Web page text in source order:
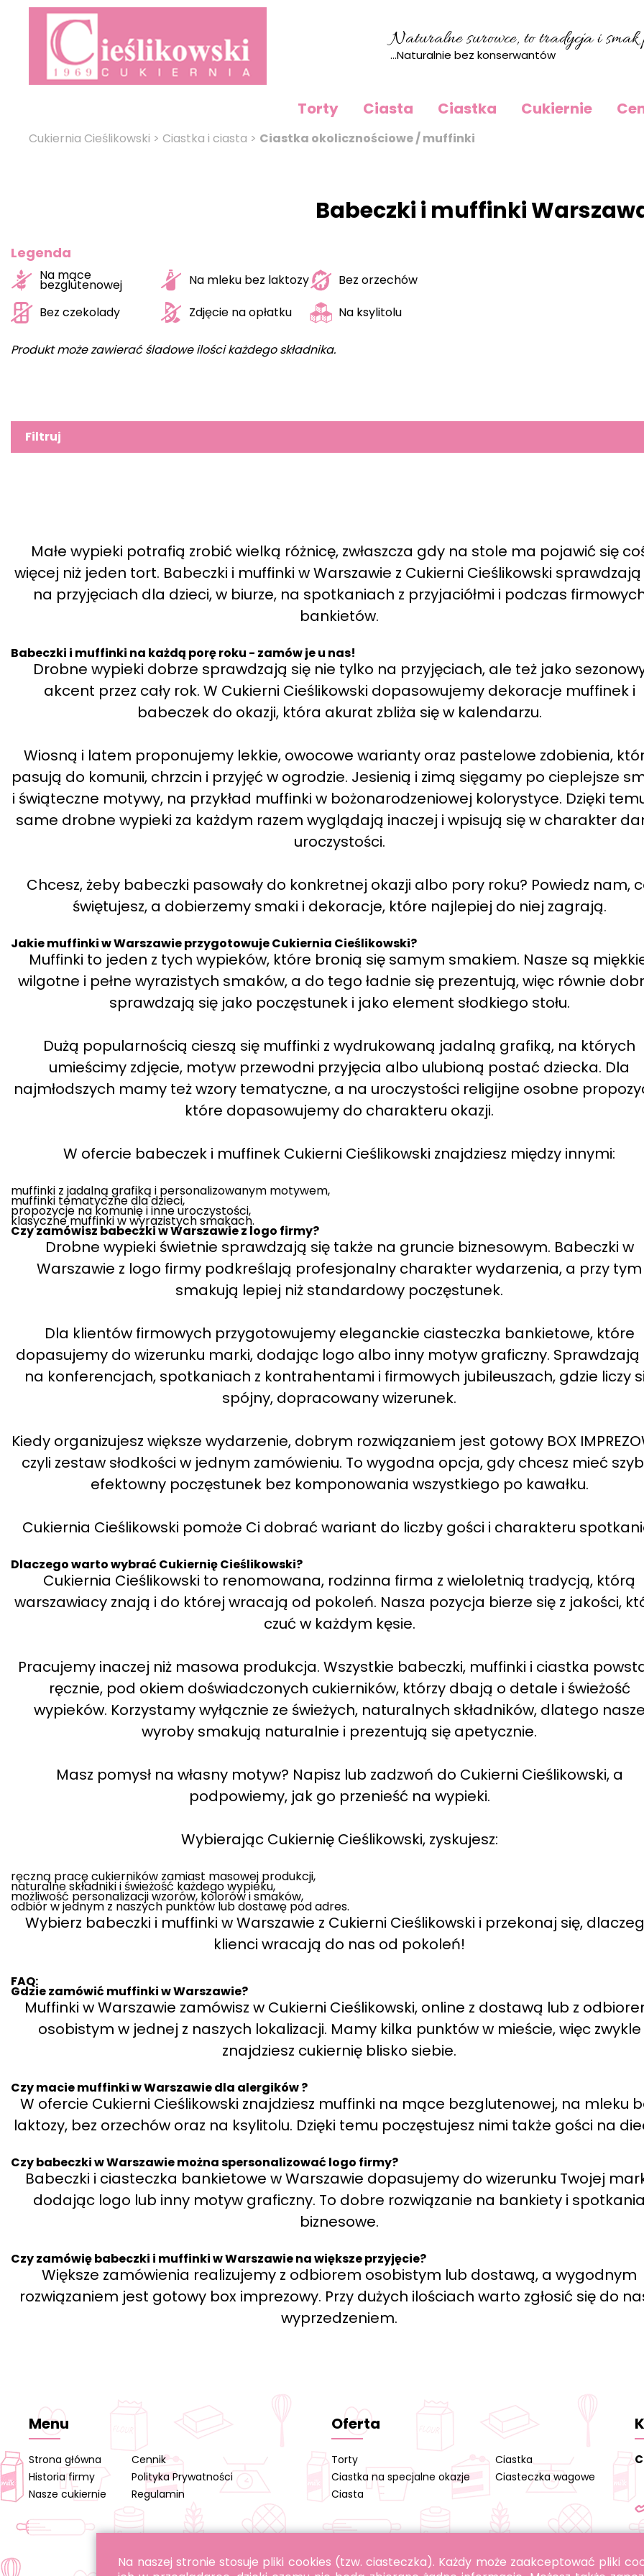
Naturalne surowce, to tradycja i smak
...Naturalnie bez konserwantów
Torty Ciasta Ciastka Cukiernie
Cukiernia Cieślikowski > Ciastka i ciasta > Ciastka okolicznościowe / muffinki
Babeczki i muffinki
Legenda
Na mące
bezglutenowej Na mleku bez laktozy
Bez orzechów
Bez czekolady
Zdjęcie na opłatku Na ksylitolu
Produkt może zawierać śladowe ilości każdego składnika.
Filtruj
Małe wypieki potrafią zrobić wielką różnicę, zwłaszcza gdy na stole ma pojawić się
więcej niż jeden tort. Babeczki i muffinki w Warszawie z Cukierni Cieślikowski sprawdzają
na przyjęciach dla dzieci, w biurze, na spotkaniach z przyjaciółmi i podczas
bankietów.
Babeczki i muffinki na każdą porę roku - zamów je u nas!
Drobne wypieki dobrze sprawdzają się nie tylko na przyjęciach, ale też jako
akcent przez cały rok. W Cukierni Cieślikowski dopasowujemy dekoracje muffinek i
babeczek do okazji, która akurat zbliża się w kalendarzu.
Wiosną i latem proponujemy lekkie, owocowe warianty oraz pastelowe zdobienia,
pasują do komunii, chrzcin i przyjęć w ogrodzie. Jesienią i zimą sięgamy po cieplejsze
i świąteczne motywy, na przykład muffinki w bożonarodzeniowej kolorystyce. Dzięki
same drobne wypieki za każdym razem wyglądają inaczej i wpisują się w charakter
uroczystości.
Chcesz, żeby babeczki pasowały do konkretnej okazji albo pory roku? Powiedz nam,
świętujesz, a dobierzemy smaki i dekoracje, które najlepiej do niej zagrają.
Jakie muffinki w Warszawie przygotowuje Cukiernia Cieślikowski?
Muffinki to jeden z tych wypieków, które bronią się samym smakiem. Nasze są
wilgotne i pełne wyrazistych smaków, a do tego ładnie się prezentują, więc równie
sprawdzają się jako poczęstunek i jako element słodkiego stołu.
Dużą popularnością cieszą się muffinki z wydrukowaną jadalną grafiką, na których
umieścimy zdjęcie, motyw przewodni przyjęcia albo ulubioną postać dziecka. Dla
najmłodszych mamy też wzory tematyczne, a na uroczystości religijne osobne
które dopasowujemy do charakteru okazji.
W ofercie babeczek i muffinek Cukierni Cieślikowski znajdziesz między innymi:
muffinki z jadalną grafiką i personalizowanym motywem,
muffinki tematyczne dla dzieci,
propozycje na komunię i inne uroczystości,
klasyczne muffinki w wyrazistych smakach.
Czy zamówisz babeczki w Warszawie z logo firmy?
Drobne wypieki świetnie sprawdzają się także na gruncie biznesowym. Babeczki w
Warszawie z logo firmy podkreślają profesjonalny charakter wydarzenia, a przy tym
smakują lepiej niż standardowy poczęstunek.
Dla klientów firmowych przygotowujemy eleganckie ciasteczka bankietowe, które
dopasujemy do wizerunku marki, dodając logo albo inny motyw graficzny. Sprawdzają
na konferencjach, spotkaniach z kontrahentami i firmowych jubileuszach, gdzie liczy
spójny, dopracowany wizerunek.
Kiedy organizujesz większe wydarzenie, dobrym rozwiązaniem jest gotowy BOX
czyli zestaw słodkości w jednym zamówieniu. To wygodna opcja, gdy chcesz mieć
efektowny poczęstunek bez komponowania wszystkiego po kawałku.
Cukiernia Cieślikowski pomoże Ci dobrać wariant do liczby gości i charakteru
Dlaczego warto wybrać Cukiernię Cieślikowski?
Cukiernia Cieślikowski to renomowana, rodzinna firma z wieloletnią tradycją, którą
warszawiacy znają i do której wracają od pokoleń. Nasza pozycja bierze się z jakości,
czuć w każdym kęsie.
Pracujemy inaczej niż masowa produkcja. Wszystkie babeczki, muffinki i ciastka
ręcznie, pod okiem doświadczonych cukierników, którzy dbają o detale i świeżość
wypieków. Korzystamy wyłącznie ze świeżych, naturalnych składników, dlatego nasze
wyroby smakują naturalnie i prezentują się apetycznie.
Masz pomysł na własny motyw? Napisz lub zadzwoń do Cukierni Cieślikowski, a
podpowiemy, jak go przenieść na wypieki.
Wybierając Cukiernię Cieślikowski, zyskujesz:
ręczną pracę cukierników zamiast masowej produkcji,
naturalne składniki i świeżość każdego wypieku,
możliwość personalizacji wzorów, kolorów i smaków,
odbiór w jednym z naszych punktów lub dostawę pod adres.
Wybierz babeczki i muffinki w Warszawie z Cukierni Cieślikowski i przekonaj się,
klienci wracają do nas od pokoleń!
FAQ:
Gdzie zamówić muffinki w Warszawie?
Muffinki w Warszawie zamówisz w Cukierni Cieślikowski, online z dostawą lub z
osobistym w jednej z naszych lokalizacji. Mamy kilka punktów w mieście, więc zwykle
znajdziesz cukiernię blisko siebie.
Czy macie muffinki w Warszawie dla alergików ?
W ofercie Cukierni Cieślikowski znajdziesz muffinki na mące bezglutenowej, na mleku
laktozy, bez orzechów oraz na ksylitolu. Dzięki temu poczęstujesz nimi także gości na
Czy babeczki w Warszawie można spersonalizować logo firmy?
Babeczki i ciasteczka bankietowe w Warszawie dopasujemy do wizerunku Twojej
dodając logo lub inny motyw graficzny. To dobre rozwiązanie na bankiety i spotkania
biznesowe.
Czy zamówię babeczki i muffinki w Warszawie na większe przyjęcie?
Większe zamówienia realizujemy z odbiorem osobistym lub dostawą, a wygodnym
rozwiązaniem jest gotowy box imprezowy. Przy dużych ilościach warto zgłosić się do
wyprzedzeniem.
Menu
Strona główna
Historia firmy
Nasze cukiernie
Cennik
Polityka Prywatności
Regulamin
Oferta
Torty
Ciastka na specjalne okazje
Ciasta
Ciastka
Ciasteczka wagowe
Na naszej stronie stosuje pliki cookies (tzw. ciasteczka). Każdy może zaakceptować pliki